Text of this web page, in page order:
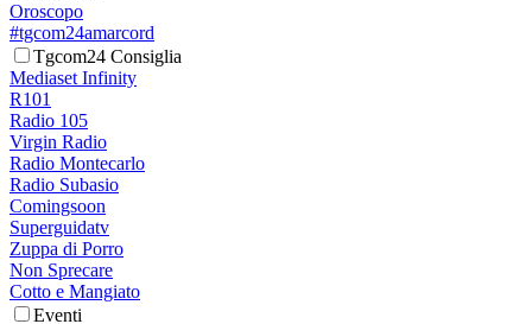
Oroscopo
#tgcom24amarcord
Tgcom24 Consiglia
Mediaset Infinity
R101
Radio 105
Virgin Radio
Radio Montecarlo
Radio Subasio
Comingsoon
Superguidatv
Zuppa di Porro
Non Sprecare
Cotto e Mangiato
Eventi